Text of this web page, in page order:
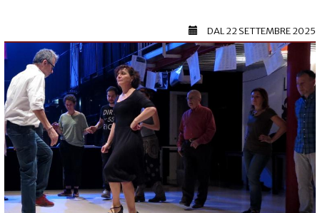
DAL22 SETTEMBRE 2025